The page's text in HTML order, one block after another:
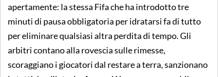
apertamente: la stessa Fifa che ha introdotto tre
minuti di pausa obbligatoria per idratarsi fa di tutto
per eliminare qualsiasi altra perdita di tempo. Gli
arbitri contano alla rovescia sulle rimesse,
scoraggiano i giocatori dal restare a terra, sanzionano